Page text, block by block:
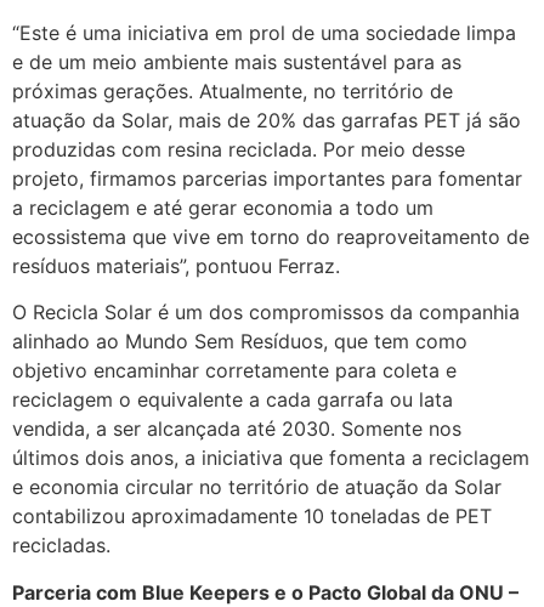
“Este é uma iniciativa em prol de uma sociedade limpa
e de um meio ambiente mais sustentável para as
próximas gerações. Atualmente, no território de
atuação da Solar, mais de 20% das garrafas PET já são
produzidas com resina reciclada. Por meio desse
projeto, firmamos parcerias importantes para fomentar
a reciclagem e até gerar economia a todo um
ecossistema que vive em torno do reaproveitamento de
resíduos materiais”, pontuou Ferraz.
O Recicla Solar é um dos compromissos da companhia
alinhado ao Mundo Sem Resíduos, que tem como
objetivo encaminhar corretamente para coleta e
reciclagem o equivalente a cada garrafa ou lata
vendida, a ser alcançada até 2030. Somente nos
últimos dois anos, a iniciativa que fomenta a reciclagem
e economia circular no território de atuação da Solar
contabilizou aproximadamente 10 toneladas de PET
recicladas.
Parceria com Blue Keepers e o Pacto Global da ONU –